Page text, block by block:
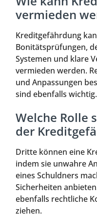
vermieden
Kreditgefährdung
Bonitätsprüfungen,
Systemen und klare
vermieden werden.
und Anpassungen
sind ebenfalls wichtig.
Welche Rolle
der
Dritte können eine
indem sie unwahre
eines Schuldners
Sicherheiten
ebenfalls rechtliche
ziehen.